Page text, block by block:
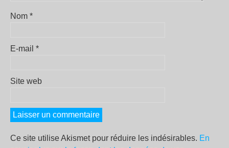
Nom *
E-mail *
Site web
Ce site utilise Akismet pour réduire les indésirables. En